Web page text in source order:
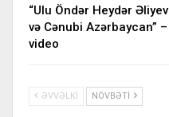
“Ulu Öndər Heydər Əliyev
və Cənubi Azərbaycan” –
video
ƏVVƏLKI NÖVBƏTI